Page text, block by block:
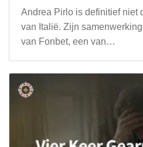
Andrea Pirlo is definitief niet
van Italië. Zijn
van Fonbet, een van…